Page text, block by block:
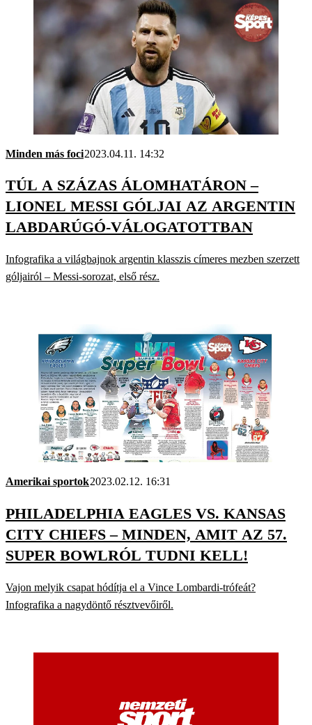
Minden más foci2023.04.11. 14:32
TÚL A SZÁZAS ÁLOMHATÁRON –
LIONEL MESSI GÓLJAI AZ ARGENTIN
LABDARÚGÓ-VÁLOGATOTTBAN
Infografika a világbajnok argentin klasszis címeres mezben szerzett
góljairól – Messi-sorozat, első rész.
Amerikai sportok2023.02.12. 16:31
PHILADELPHIA EAGLES VS. KANSAS
CITY CHIEFS – MINDEN, AMIT AZ 57.
SUPER BOWLRÓL TUDNI KELL!
Vajon melyik csapat hódítja el a Vince Lombardi-trófeát?
Infografika a nagydöntő résztvevőiről.